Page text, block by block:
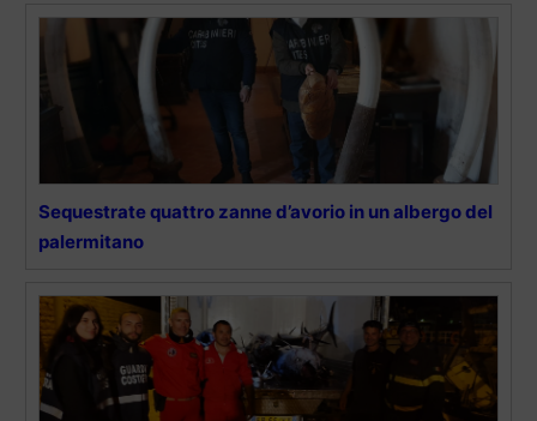
Sequestrate quattro zanne d’avorio in un albergo del
palermitano